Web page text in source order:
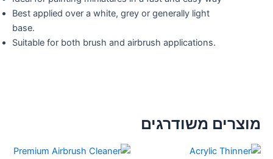
Best applied over a white, grey or generally light
base.
Suitable for both brush and airbrush applications.
מוצרים משודרגים